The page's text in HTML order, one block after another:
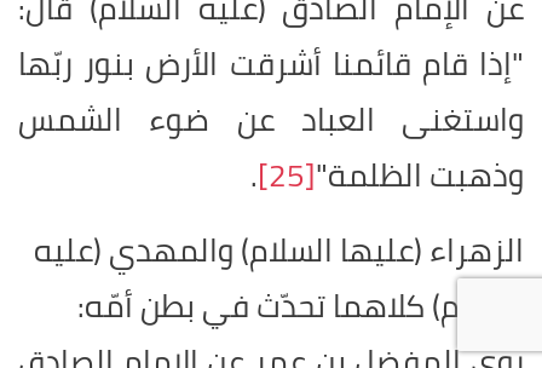
"إذا قام قائمنا أشرقت الأرض بنور ربّها
واستغنى العباد عن ضوء الشمس
وذهبت الظلمة"[25]
.
الزهراء (عليها السلام) والمهدي (عليه
السلام) كلاهما تحدّث في بطن أمّه: